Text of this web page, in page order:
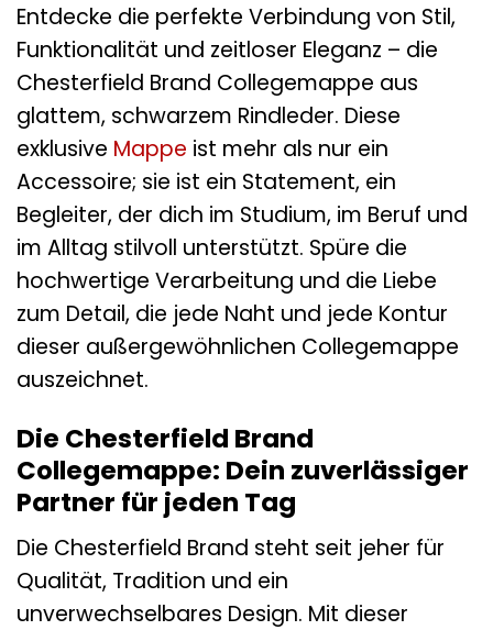
Entdecke die perfekte Verbindung von Stil,
Funktionalität und zeitloser Eleganz – die
Chesterfield Brand Collegemappe aus
glattem, schwarzem Rindleder. Diese
exklusive Mappe ist mehr als nur ein
Accessoire; sie ist ein Statement, ein
Begleiter, der dich im Studium, im Beruf und
im Alltag stilvoll unterstützt. Spüre die
hochwertige Verarbeitung und die Liebe
zum Detail, die jede Naht und jede Kontur
dieser außergewöhnlichen Collegemappe
auszeichnet.
Die Chesterfield Brand
Collegemappe: Dein zuverlässiger
Partner für jeden Tag
Die Chesterfield Brand steht seit jeher für
Qualität, Tradition und ein
unverwechselbares Design. Mit dieser